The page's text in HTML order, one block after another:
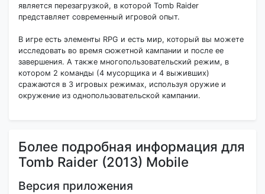
является перезагрузкой, в которой Tomb Raider
представляет современный игровой опыт.
В игре есть элементы RPG и есть мир, который вы можете
исследовать во время сюжетной кампании и после ее
завершения. А также многопользовательский режим, в
котором 2 команды (4 мусорщика и 4 выживших)
сражаются в 3 игровых режимах, используя оружие и
окружение из однопользовательской кампании.
Более подробная информация для
Tomb Raider (2013) Mobile
Версия приложения